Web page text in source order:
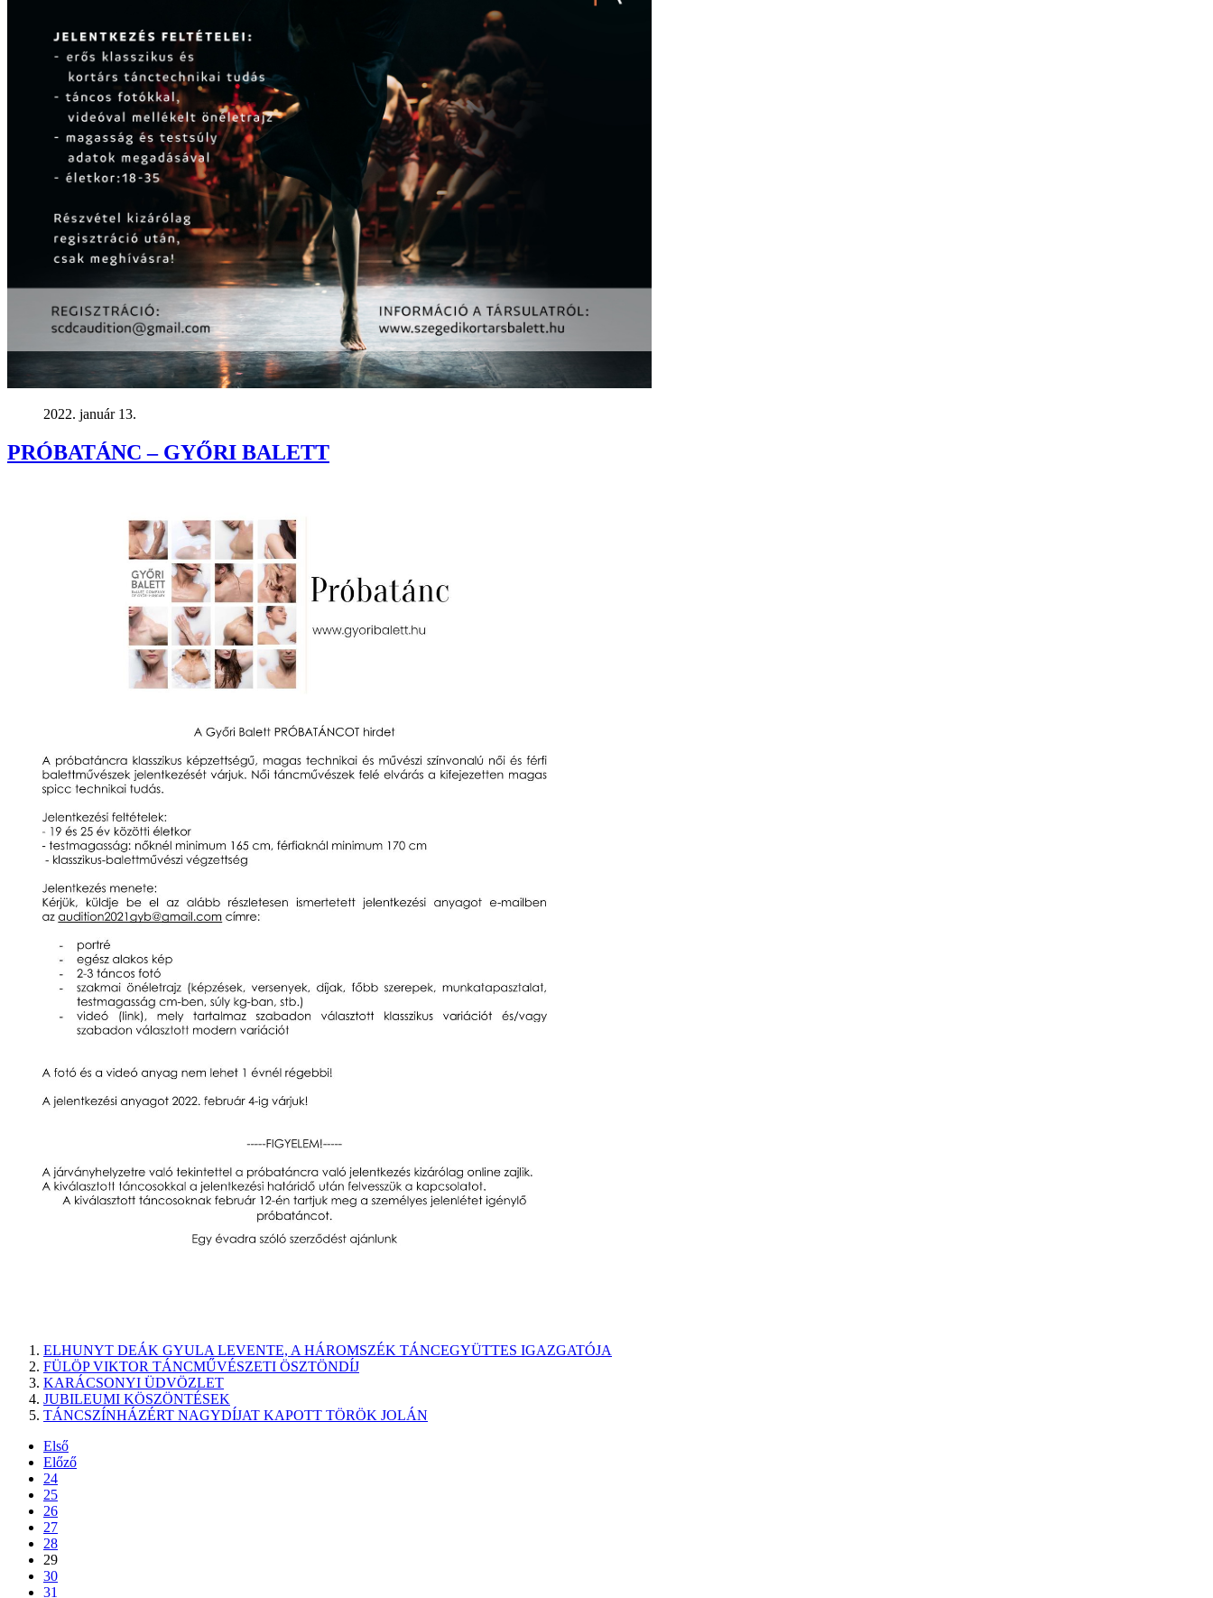
2022. január 13.
PRÓBATÁNC – GYŐRI BALETT
ELHUNYT DEÁK GYULA LEVENTE, A HÁROMSZÉK TÁNCEGYÜTTES IGAZGATÓJA
FÜLÖP VIKTOR TÁNCMŰVÉSZETI ÖSZTÖNDÍJ
KARÁCSONYI ÜDVÖZLET
JUBILEUMI KÖSZÖNTÉSEK
TÁNCSZÍNHÁZÉRT NAGYDÍJAT KAPOTT TÖRÖK JOLÁN
Első
Előző
24
25
26
27
28
29
30
31